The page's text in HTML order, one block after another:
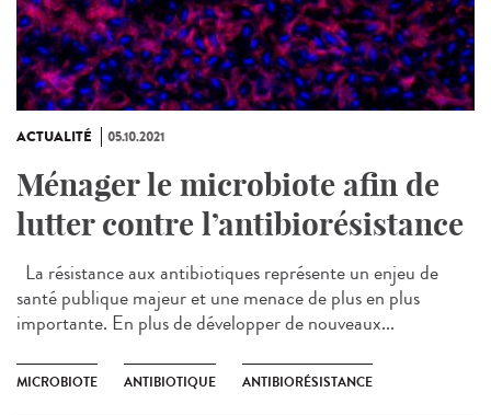
ACTUALITÉ 05.10.2021
Ménager le microbiote afin de
lutter contre l’antibiorésistance
La résistance aux antibiotiques représente un enjeu de
santé publique majeur et une menace de plus en plus
importante. En plus de développer de nouveaux...
MICROBIOTE ANTIBIOTIQUE ANTIBIORÉSISTANCE